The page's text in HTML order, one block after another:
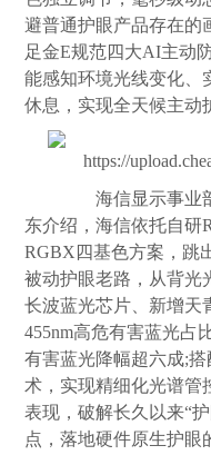
避普通护眼产品存在的
足金E规范四大AI主动
能感知环境光线变化、
休息，实现全天候主动
海信显示事业部
东介绍，海信依托自研
RGBX四基色方案，跳
被动护眼老路，从背光
长波蓝光芯片、新增天
455nm高危有害蓝光占
有害蓝光降幅超六成;
术，实现精细化光谱管
表现，破解长久以来“
点，落地硬件原生护眼